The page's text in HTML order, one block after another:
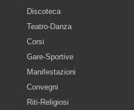
Discoteca
Teatro-Danza
Corsi
Gare-Sportive
Manifestazioni
Convegni
Riti-Religiosi